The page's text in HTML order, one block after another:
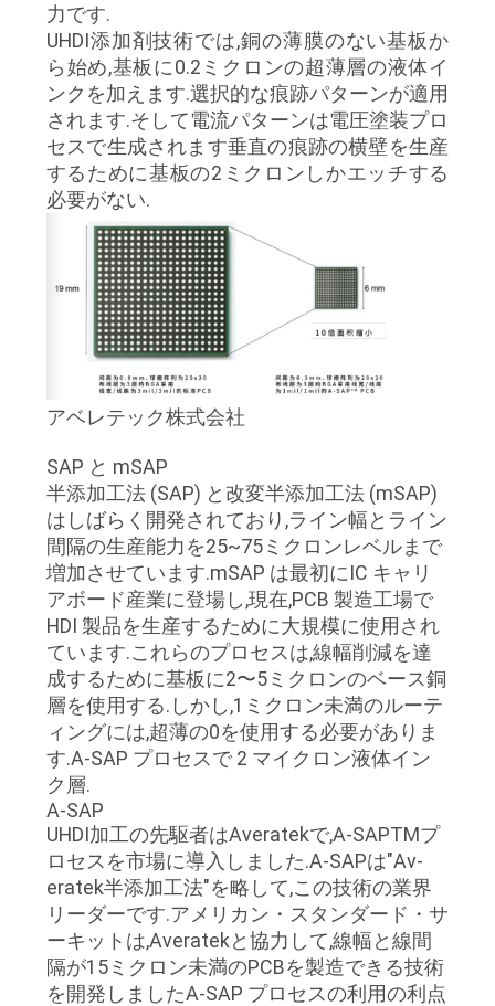
力です.
UHDI添加剤技術では,銅の薄膜のない基板か
ら始め,基板に0.2ミクロンの超薄層の液体イ
ンクを加えます.選択的な痕跡パターンが適用
されます.そして電流パターンは電圧塗装プロ
セスで生成されます垂直の痕跡の横壁を生産
するために基板の2ミクロンしかエッチする
必要がない.
アベレテック株式会社
SAP と mSAP
半添加工法 (SAP) と改変半添加工法 (mSAP)
はしばらく開発されており,ライン幅とライン
間隔の生産能力を25~75ミクロンレベルまで
増加させています.mSAP は最初にIC キャリ
アボード産業に登場し,現在,PCB 製造工場で
HDI 製品を生産するために大規模に使用され
ています.これらのプロセスは,線幅削減を達
成するために基板に2〜5ミクロンのベース銅
層を使用する.しかし,1ミクロン未満のルーテ
ィングには,超薄の0を使用する必要がありま
す.A-SAP プロセスで 2 マイクロン液体イン
ク層.
A-SAP
UHDI加工の先駆者はAveratekで,A-SAPTMプ
ロセスを市場に導入しました.A-SAPは"Av-
eratek半添加工法"を略して,この技術の業界
リーダーです.アメリカン・スタンダード・サ
ーキットは,Averatekと協力して,線幅と線間
隔が15ミクロン未満のPCBを製造できる技術
を開発しましたA-SAP プロセスの利用の利点